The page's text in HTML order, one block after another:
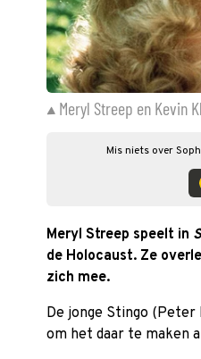
Meryl Streep en Kevin
Mis niets over
Meryl Streep speelt in
de Holocaust. Ze
zich mee.
De jonge Stingo (Peter
om het daar te maken